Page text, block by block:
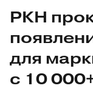
РКН
для
с 10